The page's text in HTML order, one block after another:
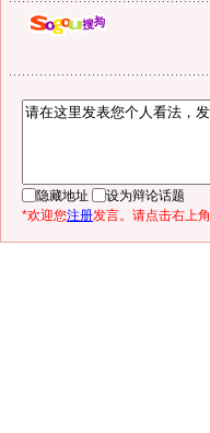
隐藏地址
设为辩论话题
*欢迎您注册发言。请点击右上角